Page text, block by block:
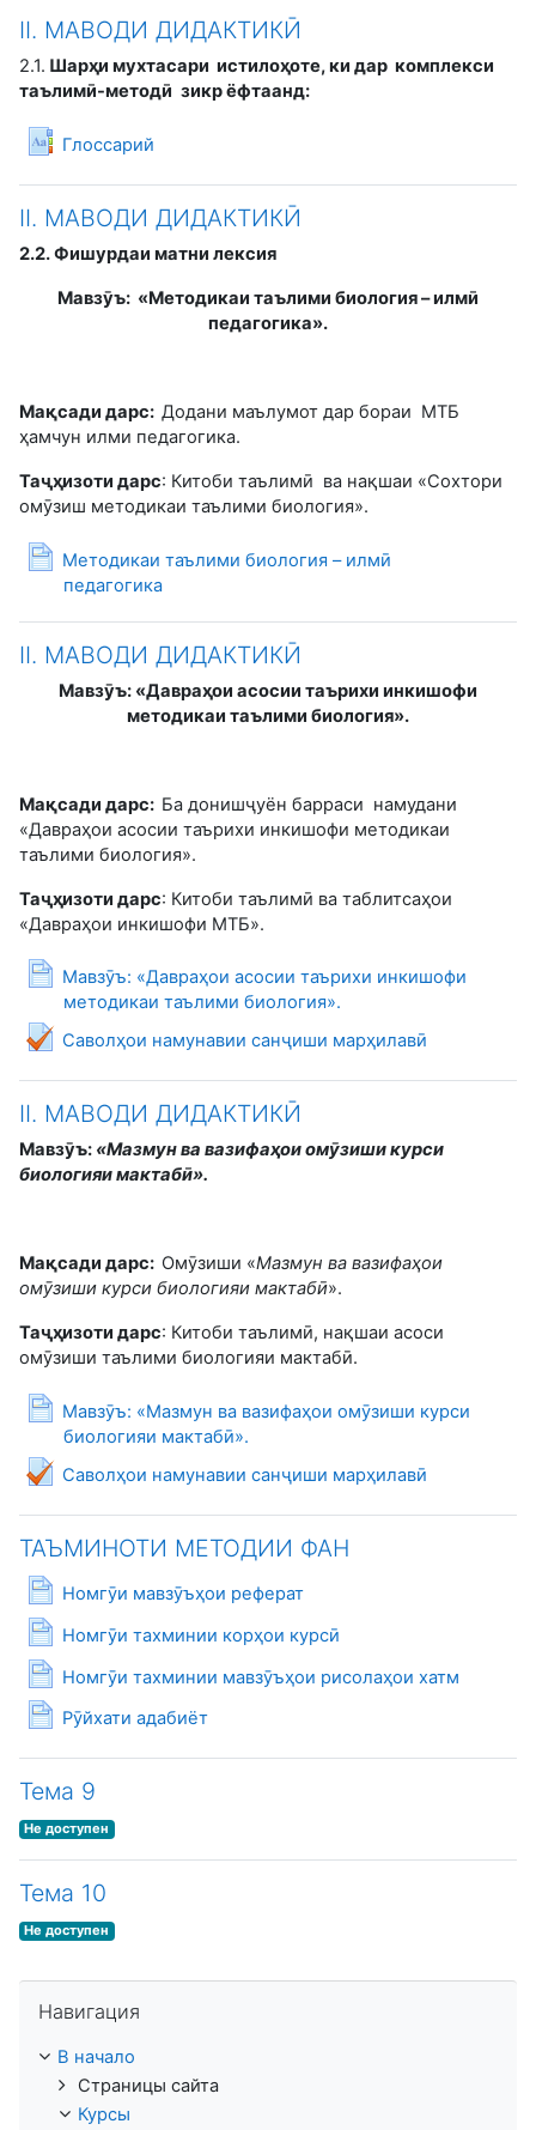
II. МАВОДИ ДИДАКТИКӢ
2.1. Шарҳи мухтасари истилоҳоте, ки дар комплекси
таълимӣ-методӣ зикр ёфтаанд:
Глоссарий
II. МАВОДИ ДИДАКТИКӢ
2.2. Фишурдаи матни лексия
Мавзӯъ: «Методикаи таълими биология – илмӣ
педагогика».
Мақсади дарс: Додани маълумот дар бораи МТБ
ҳамчун илми педагогика.
Таҷҳизоти дарс: Китоби таълимӣ ва нақшаи «Сохтори
омӯзиш методикаи таълими биология».
Методикаи таълими биология – илмӣ
педагогикаСтраница
II. МАВОДИ ДИДАКТИКӢ
Мавзӯъ: «Давраҳои асосии таърихи инкишофи
методикаи таълими биология».
Мақсади дарс: Ба донишҷуён барраси намудани
«Давраҳои асосии таърихи инкишофи методикаи
таълими биология».
Таҷҳизоти дарс: Китоби таълимӣ ва таблитсаҳои
«Давраҳои инкишофи МТБ».
Мавзӯъ: «Давраҳои асосии таърихи инкишофи
методикаи таълими биология».Страница
Саволҳои намунавии санҷиши марҳилавӣ
Тест
II. МАВОДИ ДИДАКТИКӢ
Мавзӯъ: «Мазмун ва вазифаҳои омӯзиши курси
биологияи мактабӣ».
Мақсади дарс: Омӯзиши «Мазмун ва вазифаҳои
омӯзиши курси биологияи мактабӣ».
Таҷҳизоти дарс: Китоби таълимӣ, нақшаи асоси
омӯзиши таълими биологияи мактабӣ.
Мавзӯъ: «Мазмун ва вазифаҳои омӯзиши курси
биологияи мактабӣ».Страница
Саволҳои намунавии санҷиши марҳилавӣ
Тест
ТАЪМИНОТИ МЕТОДИИ ФАН
Номгӯи мавзӯъҳои рефератСтраница
Номгӯи тахминии корҳои курсӣСтраница
Номгӯи тахминии мавзӯъҳои рисолаҳои хатмСтраница
Рӯйхати адабиётСтраница
Тема 9
Не доступен
Тема 10
Не доступен
Навигация
В начало
Страницы сайта
Курсы